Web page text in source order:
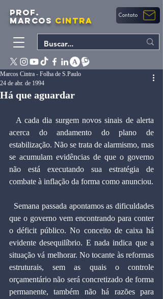
PROF.
MARCOS CINTRA Contato
Há que aguardar
Marcos Cintra - Folha de S.Paulo
24 de abr. de 1994
acerca do andamento do plano de
estabilização. Não se trata de alarmismo, mas
se acumulam evidências de que o governo
não está executando sua estratégia de
combate à inflação da forma como anunciou.
que o governo vem encontrando para conter
o déficit público. No conceito de caixa há
evidente desequilíbrio. E nada indica que a
situação vá melhorar. No tocante às reformas
estruturais, sem as quais o controle
orçamentário não será concretizado de forma
permanente, também não há razões para